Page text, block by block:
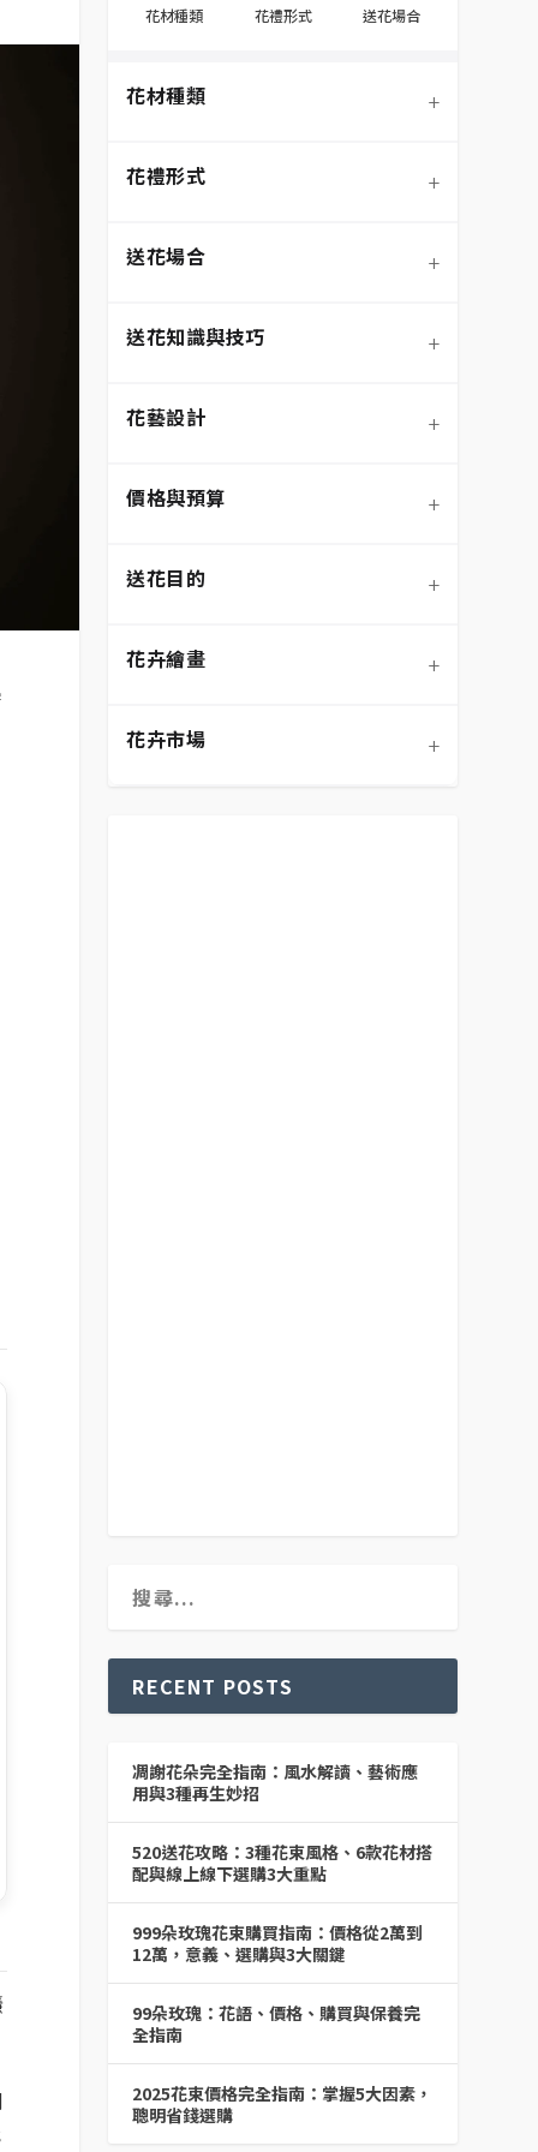
花材種類 花禮形式 送花場合
花材種類 +
蘭花
混合花材
向日葵
花禮形式 +
永生花/不凋花
盆栽/盆花
桌花
花籃
送花場合 +
畢業典禮
開幕喬遷
送花知識與技巧 +
鮮花保養
花藝設計 +
價格與預算 +
送花目的 +
花卉繪畫 +
花卉市場 +
RECENT POSTS
凋謝花朵完全指南：風水解讀、藝術應
用與3種再生妙招
520送花攻略：3種花束風格、6款花材搭
配與線上線下選購3大重點
999朵玫瑰花束購買指南：價格從2萬到
12萬，意義、選購與3大關鍵
99朵玫瑰：花語、價格、購買與保養完
全指南
2025花束價格完全指南：掌握5大因素，
聰明省錢選購